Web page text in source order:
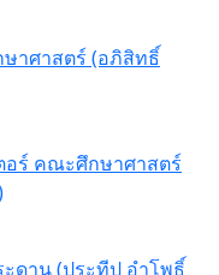
าศาสตร์ (อภิสิทธิ์
อร์ คณะศึกษาศาสตร์
ดาน (ประทีป อำโพธิ์